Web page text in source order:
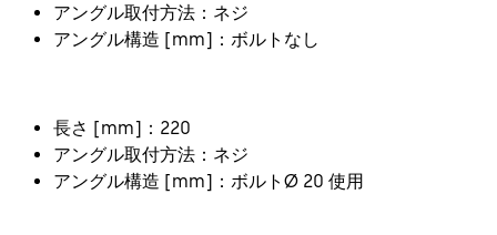
アングル取付方法：ネジ
アングル構造 [mm]：ボルトなし
長さ [mm]：220
アングル取付方法：ネジ
アングル構造 [mm]：ボルトØ 20 使用